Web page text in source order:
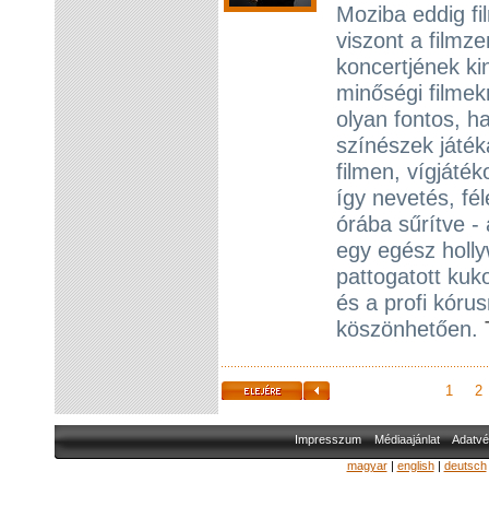
Moziba eddig
viszont a
koncertjének
minőségi
olyan fontos,
színészek
filmen,
így nevetés,
órába sűrítve -
egy egész
pattogatott
és a profi
köszönhetően.
1 2
Impresszum Médiaajánlat
magyar| english| deutsch